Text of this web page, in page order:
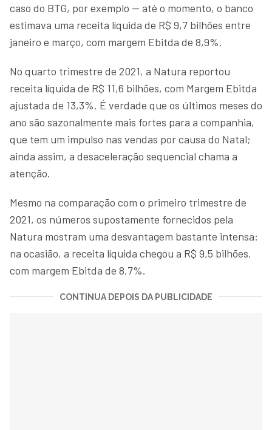
caso do BTG, por exemplo — até o momento, o banco
estimava uma receita líquida de R$ 9,7 bilhões entre
janeiro e março, com margem Ebitda de 8,9%.
No quarto trimestre de 2021, a Natura reportou
receita líquida de R$ 11,6 bilhões, com Margem Ebitda
ajustada de 13,3%. É verdade que os últimos meses do
ano são sazonalmente mais fortes para a companhia,
que tem um impulso nas vendas por causa do Natal;
ainda assim, a desaceleração sequencial chama a
atenção.
Mesmo na comparação com o primeiro trimestre de
2021, os números supostamente fornecidos pela
Natura mostram uma desvantagem bastante intensa:
na ocasião, a receita líquida chegou a R$ 9,5 bilhões,
com margem Ebitda de 8,7%.
CONTINUA DEPOIS DA PUBLICIDADE